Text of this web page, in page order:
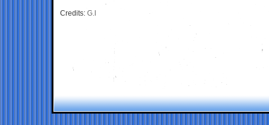
Credits: G.I